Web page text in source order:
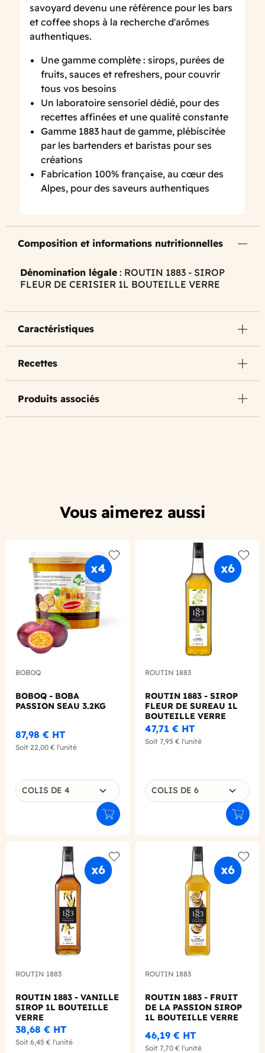
savoyard devenu une référence pour les bars
et coffee shops à la recherche d'arômes
authentiques.
Une gamme complète : sirops, purées de
fruits, sauces et refreshers, pour couvrir
tous vos besoins
Un laboratoire sensoriel dédié, pour des
recettes affinées et une qualité constante
Gamme 1883 haut de gamme, plébiscitée
par les bartenders et baristas pour ses
créations
Fabrication 100% française, au cœur des
Alpes, pour des saveurs authentiques
Composition et informations nutritionnelles
Dénomination légale : ROUTIN 1883 - SIROP
FLEUR DE CERISIER 1L BOUTEILLE VERRE
Caractéristiques
Recettes
Produits associés
Vous aimerez aussi
Add to wishlist
BOBOQ
BOBOQ - BOBA
PASSION SEAU 3.2KG
87,98 € HT
Soit 22,00 € l'unité
Choisissez une déclinaison
COLIS DE 4
Ajouter au panier
Add
ROUTIN 1883
ROUTIN 1883 - SIROP
FLEUR DE SUREAU 1L
BOUTEILLE VERRE
47,71 € HT
Soit 7,95 € l'unité
Choisissez une déclinaison
COLIS DE 6
Add to wishlist
ROUTIN 1883
ROUTIN 1883 - VANILLE
SIROP 1L BOUTEILLE
VERRE
38,68 € HT
Soit 6,45 € l'unité
Add
ROUTIN 1883
ROUTIN 1883 - FRUIT
DE LA PASSION SIROP
1L BOUTEILLE VERRE
46,19 € HT
Soit 7,70 € l'unité